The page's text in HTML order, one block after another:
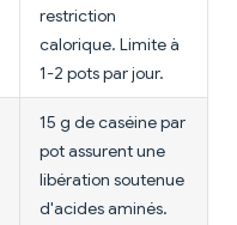
restriction
calorique. Limite à
1-2 pots par jour.
15 g de caséine par
pot assurent une
libération soutenue
d'acides aminés.